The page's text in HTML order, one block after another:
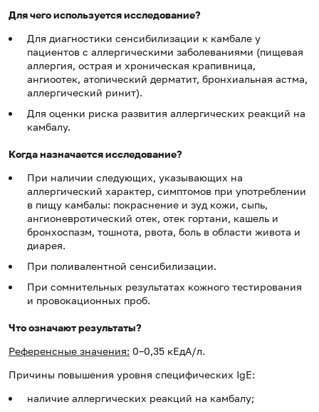
Для чего используется исследование?
Для диагностики сенсибилизации к камбале у
пациентов с аллергическими заболеваниями (пищевая
аллергия, острая и хроническая крапивница,
ангиоотек, атопический дерматит, бронхиальная астма,
аллергический ринит).
Для оценки риска развития аллергических реакций на
камбалу.
Когда назначается исследование?
При наличии следующих, указывающих на
аллергический характер, симптомов при употреблении
в пищу камбалы: покраснение и зуд кожи, сыпь,
ангионевротический отек, отек гортани, кашель и
бронхоспазм, тошнота, рвота, боль в области живота и
диарея.
При поливалентной сенсибилизации.
При сомнительных результатах кожного тестирования
и провокационных проб.
Что означают результаты?
Референсные значения: 0–0,35 кЕдА/л.
Причины повышения уровня специфических IgE:
наличие аллергических реакций на камбалу;